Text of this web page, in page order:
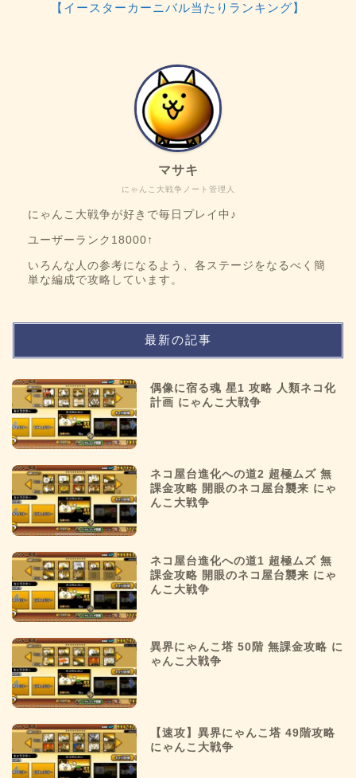
【イースターカーニバル当たりランキング】
にゃんこ大戦争ノート管理人
マサキ
にゃんこ大戦争が好きで毎日プレイ中♪
ユーザーランク18000↑
いろんな人の参考になるよう、各ステージをなるべく簡
単な編成で攻略しています。
最新の記事
偶像に宿る魂 星1 攻略 人類ネコ化
計画 にゃんこ大戦争
ネコ屋台進化への道2 超極ムズ 無
課金攻略 開眼のネコ屋台襲来 にゃ
んこ大戦争
ネコ屋台進化への道1 超極ムズ 無
課金攻略 開眼のネコ屋台襲来 にゃ
んこ大戦争
異界にゃんこ塔 50階 無課金攻略 に
ゃんこ大戦争
【速攻】異界にゃんこ塔 49階攻略
にゃんこ大戦争